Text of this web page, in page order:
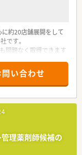
約20店舗展開をして
です。
問題なく取得できます
問い合わせ
理薬剤師候補の